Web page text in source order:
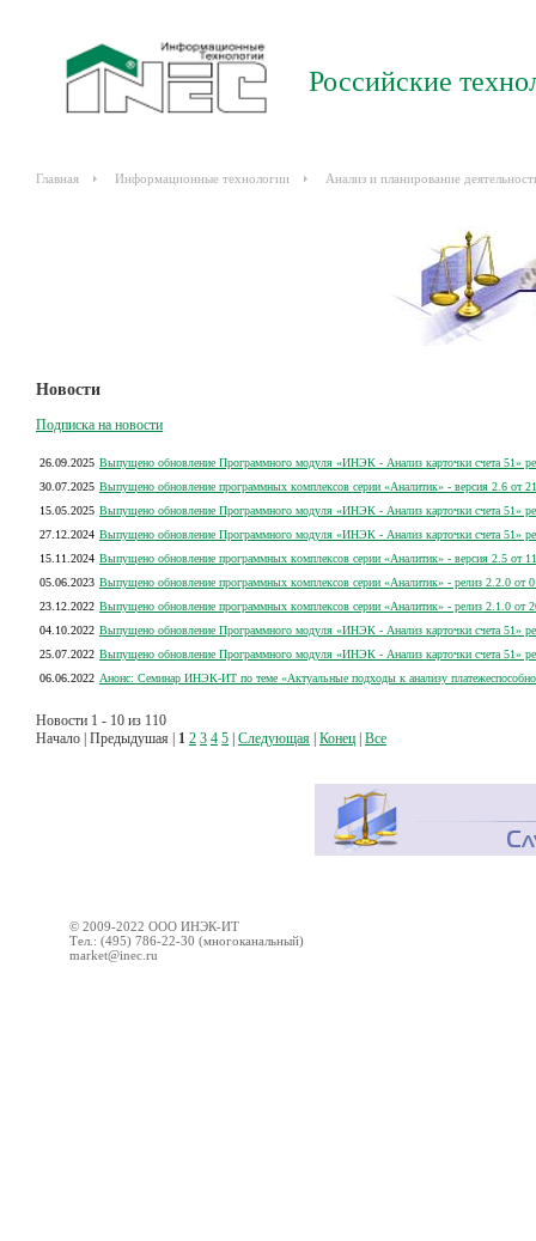
Российские
Главная Информационные технологии Анализ и планирование
Новости
Подписка на новости
26.09.2025 Выпущено обновление Программного модуля «ИНЭК - Анализ карточки счета 51»
30.07.2025 Выпущено обновление программных комплексов серии «Аналитик» - версия 2.6 от
15.05.2025 Выпущено обновление Программного модуля «ИНЭК - Анализ карточки счета 51»
27.12.2024 Выпущено обновление Программного модуля «ИНЭК - Анализ карточки счета 51»
15.11.2024 Выпущено обновление программных комплексов серии «Аналитик» - версия 2.5 от
05.06.2023 Выпущено обновление программных комплексов серии «Аналитик» - релиз 2.2.0 от
23.12.2022 Выпущено обновление программных комплексов серии «Аналитик» - релиз 2.1.0 от
04.10.2022 Выпущено обновление Программного модуля «ИНЭК - Анализ карточки счета 51»
25.07.2022 Выпущено обновление Программного модуля «ИНЭК - Анализ карточки счета 51»
06.06.2022 Анонс: Семинар ИНЭК-ИТ по теме «Актуальные подходы к анализу
Новости 1 - 10 из 110
Начало | Предыдушая | 1 2 3 4 5 Следующая Конец Все
© 2009-2022 ООО ИНЭК-ИТ
Тел.: (495) 786-22-30 (многоканальный)
market@inec.ru